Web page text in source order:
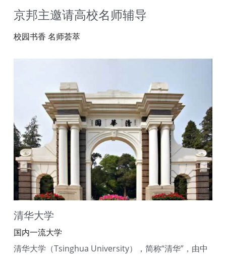
京邦主邀请高校名师辅导
校园书香 名师荟萃
清华大学
国内一流大学
清华大学（Tsinghua University），简称“清华”，由中